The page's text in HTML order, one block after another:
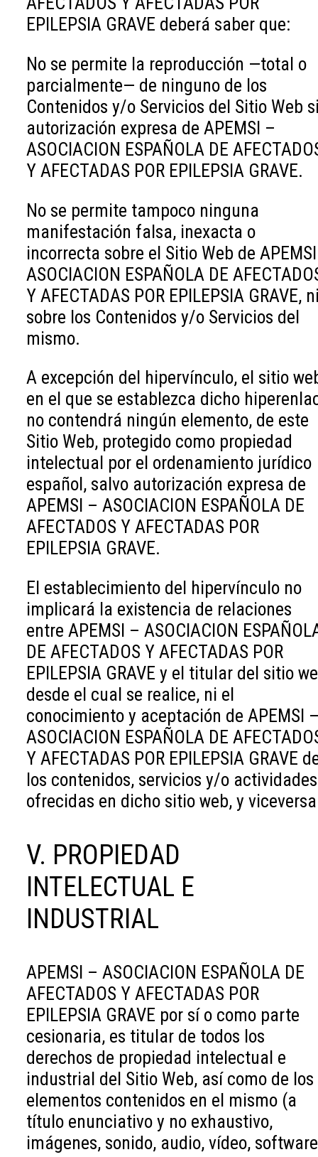
EPILEPSIA GRAVE deberá saber que:
No se permite la reproducción —total o
parcialmente— de ninguno de los
Contenidos y/o Servicios del Sitio Web
autorización expresa de APEMSI –
ASOCIACION ESPAÑOLA DE
Y AFECTADAS POR EPILEPSIA GRAVE.
No se permite tampoco ninguna
manifestación falsa, inexacta o
incorrecta sobre el Sitio Web de
ASOCIACION ESPAÑOLA DE
Y AFECTADAS POR EPILEPSIA GRAVE,
sobre los Contenidos y/o Servicios del
mismo.
A excepción del hipervínculo, el sitio
en el que se establezca dicho
no contendrá ningún elemento, de este
Sitio Web, protegido como propiedad
intelectual por el ordenamiento jurídico
español, salvo autorización expresa de
APEMSI – ASOCIACION ESPAÑOLA DE
AFECTADOS Y AFECTADAS POR
EPILEPSIA GRAVE.
El establecimiento del hipervínculo no
implicará la existencia de relaciones
entre APEMSI – ASOCIACION
DE AFECTADOS Y AFECTADAS POR
EPILEPSIA GRAVE y el titular del sitio
desde el cual se realice, ni el
conocimiento y aceptación de APEMSI
ASOCIACION ESPAÑOLA DE
Y AFECTADAS POR EPILEPSIA GRAVE
los contenidos, servicios y/o actividades
ofrecidas en dicho sitio web, y
V. PROPIEDAD
INTELECTUAL E
INDUSTRIAL
APEMSI – ASOCIACION ESPAÑOLA DE
AFECTADOS Y AFECTADAS POR
EPILEPSIA GRAVE por sí o como parte
cesionaria, es titular de todos los
derechos de propiedad intelectual e
industrial del Sitio Web, así como de los
elementos contenidos en el mismo (a
título enunciativo y no exhaustivo,
imágenes, sonido, audio, vídeo,